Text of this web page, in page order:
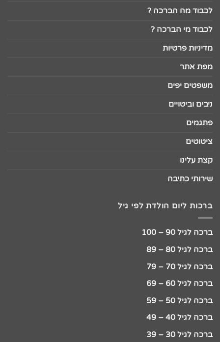
לכבוד מה הברכה ?
לכבוד מי הברכה ?
מדיניות פרטיות
מפת אתר
משפטים יפים
ניבים וביטויים
פתגמים
ציטוטים
קצת עלינו
שירותי כתיבה
ברכות ליום הולדת לפי גיל
ברכה לגיל 90 – 100
ברכה לגיל 80 – 89
ברכה לגיל 70 – 79
ברכה לגיל 60 – 69
ברכה לגיל 50 – 59
ברכה לגיל 40 – 49
ברכה לגיל 30 – 39